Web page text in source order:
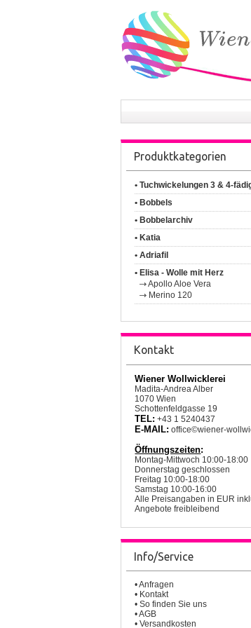
Produktkategorien
• Tuchwickelungen 3 & 4-
• Bobbels
• Bobbelarchiv
• Katia
• Adriafil
• Elisa - Wolle mit Herz
Apollo Aloe Vera
Merino 120
Kontakt
Wiener Wollwicklerei
Madita-Andrea Alber
1070 Wien
Schottenfeldgasse 19
TEL: +43 1 5240437
E-MAIL: office©wiener-
Öffnungszeiten:
Montag-Mittwoch 10:00-18:00
Donnerstag geschlossen
Freitag 10:00-18:00
Samstag 10:00-16:00
Alle Preisangaben in EUR
Angebote freibleibend
Info/Service
•Anfragen
• Kontakt
•So finden Sie uns
•AGB
•Versandkosten